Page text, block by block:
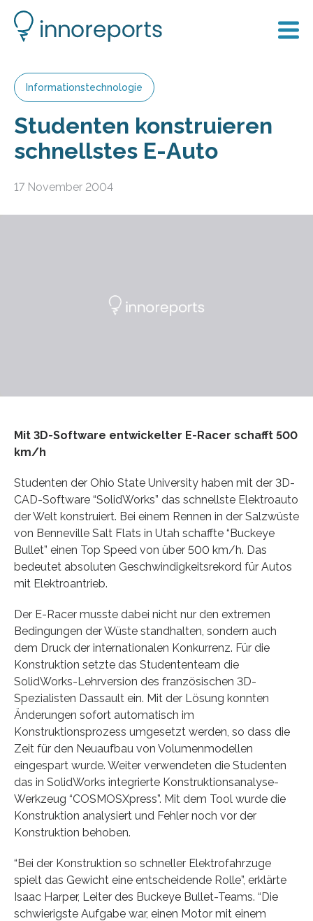
Informationstechnologie
Studenten konstruieren
schnellstes E-Auto
17 November 2004
Mit 3D-Software entwickelter E-Racer schafft 500
km/h
Studenten der Ohio State University haben mit der 3D-
CAD-Software “SolidWorks” das schnellste Elektroauto
der Welt konstruiert. Bei einem Rennen in der Salzwüste
von Benneville Salt Flats in Utah schaffte “Buckeye
Bullet” einen Top Speed von über 500 km/h. Das
bedeutet absoluten Geschwindigkeitsrekord für Autos
mit Elektroantrieb.
Der E-Racer musste dabei nicht nur den extremen
Bedingungen der Wüste standhalten, sondern auch
dem Druck der internationalen Konkurrenz. Für die
Konstruktion setzte das Studententeam die
SolidWorks-Lehrversion des französischen 3D-
Spezialisten Dassault ein. Mit der Lösung konnten
Änderungen sofort automatisch im
Konstruktionsprozess umgesetzt werden, so dass die
Zeit für den Neuaufbau von Volumenmodellen
eingespart wurde. Weiter verwendeten die Studenten
das in SolidWorks integrierte Konstruktionsanalyse-
Werkzeug “COSMOSXpress”. Mit dem Tool wurde die
Konstruktion analysiert und Fehler noch vor der
Konstruktion behoben.
“Bei der Konstruktion so schneller Elektrofahrzuge
spielt das Gewicht eine entscheidende Rolle”, erklärte
Isaac Harper, Leiter des Buckeye Bullet-Teams. “Die
schwierigste Aufgabe war, einen Motor mit einem